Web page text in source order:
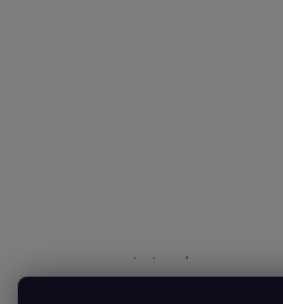
Sledovať na Instagrame